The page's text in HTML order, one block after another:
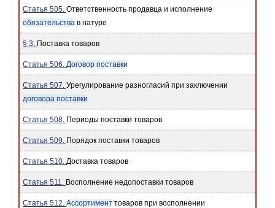
Статья 505. Ответственность продавца и исполнение
обязательства в натуре
§ 3. Поставка товаров
Статья 506. Договор поставки
Статья 507. Урегулирование разногласий при заключении
договора поставки
Статья 508. Периоды поставки товаров
Статья 509. Порядок поставки товаров
Статья 510. Доставка товаров
Статья 511. Восполнение недопоставки товаров
Статья 512. Ассортимент товаров при восполнении